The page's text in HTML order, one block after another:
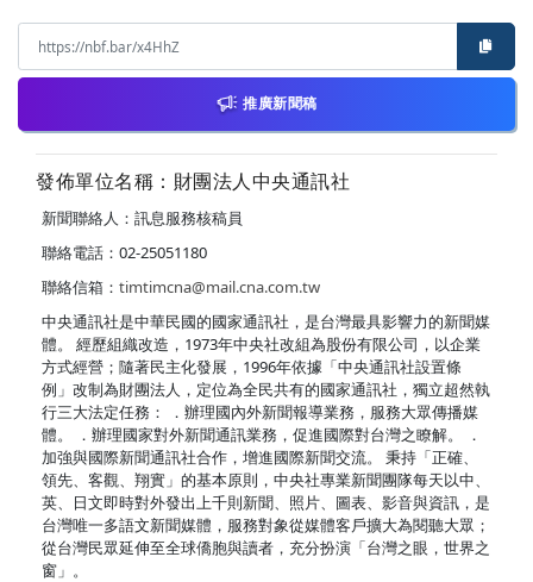
推廣新聞稿
發佈單位名稱：財團法人中央通訊社
新聞聯絡人：訊息服務核稿員
聯絡電話：02-25051180
聯絡信箱： timtimcna@mail.cna.com.tw
中央通訊社是中華民國的國家通訊社，是台灣最具影響力的新聞媒
體。 經歷組織改造，1973年中央社改組為股份有限公司，以企業
方式經營；隨著民主化發展，1996年依據「中央通訊社設置條
例」改制為財團法人，定位為全民共有的國家通訊社，獨立超然執
行三大法定任務： ．辦理國內外新聞報導業務，服務大眾傳播媒
體。 ．辦理國家對外新聞通訊業務，促進國際對台灣之瞭解。 ．
加強與國際新聞通訊社合作，增進國際新聞交流。 秉持「正確、
領先、客觀、翔實」的基本原則，中央社專業新聞團隊每天以中、
英、日文即時對外發出上千則新聞、照片、圖表、影音與資訊，是
台灣唯一多語文新聞媒體，服務對象從媒體客戶擴大為閱聽大眾；
從台灣民眾延伸至全球僑胞與讀者，充分扮演「台灣之眼，世界之
窗」。